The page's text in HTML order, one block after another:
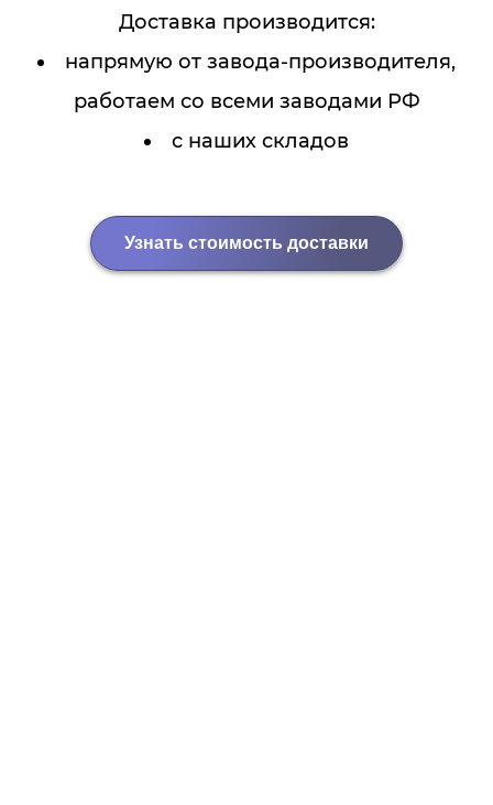
Доставка производится:
напрямую от завода-производителя,
работаем со всеми заводами РФ
с наших складов
Узнать стоимость доставки